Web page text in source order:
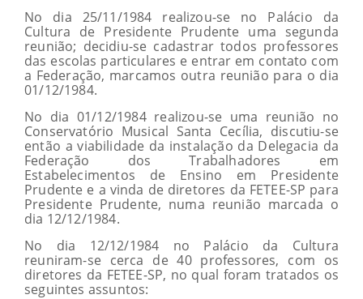
No dia 25/11/1984 realizou-se no Palácio da
Cultura de Presidente Prudente uma segunda
reunião; decidiu-se cadastrar todos professores
das escolas particulares e entrar em contato com
a Federação, marcamos outra reunião para o dia
01/12/1984.
No dia 01/12/1984 realizou-se uma reunião no
Conservatório Musical Santa Cecília, discutiu-se
então a viabilidade da instalação da Delegacia da
Federação dos Trabalhadores em
Estabelecimentos de Ensino em Presidente
Prudente e a vinda de diretores da FETEE-SP para
Presidente Prudente, numa reunião marcada o
dia 12/12/1984.
No dia 12/12/1984 no Palácio da Cultura
reuniram-se cerca de 40 professores, com os
diretores da FETEE-SP, no qual foram tratados os
seguintes assuntos: